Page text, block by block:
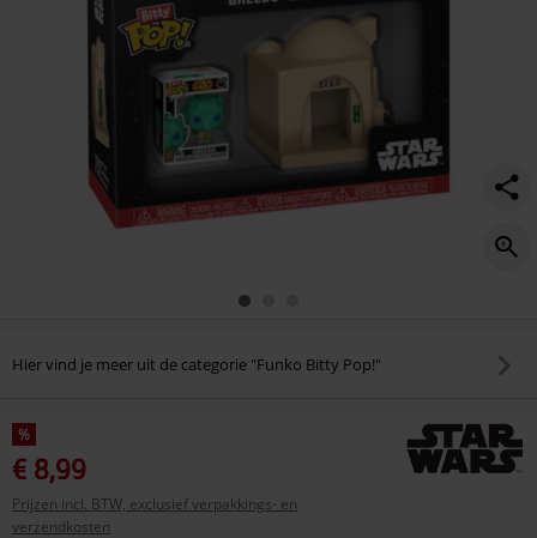
Hier vind je meer uit de categorie "Funko Bitty Pop!"
%
€ 8,99
Prijzen incl. BTW, exclusief verpakkings- en
verzendkosten